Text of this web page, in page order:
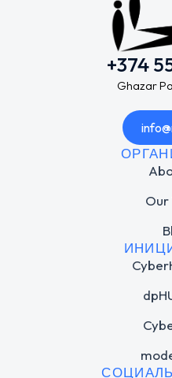
+374
Ghazar
Our